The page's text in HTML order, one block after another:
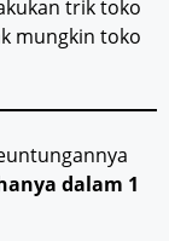
trik toko
mungkin toko
dalam 1